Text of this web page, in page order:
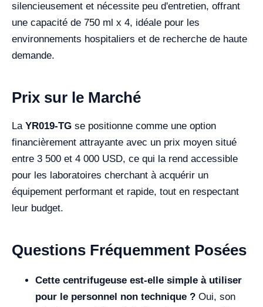
silencieusement et nécessite peu d'entretien, offrant
une capacité de 750 ml x 4, idéale pour les
environnements hospitaliers et de recherche de haute
demande.
Prix sur le Marché
La YR019-TG se positionne comme une option
financièrement attrayante avec un prix moyen situé
entre 3 500 et 4 000 USD, ce qui la rend accessible
pour les laboratoires cherchant à acquérir un
équipement performant et rapide, tout en respectant
leur budget.
Questions Fréquemment Posées
Cette centrifugeuse est-elle simple à utiliser
pour le personnel non technique ? Oui, son